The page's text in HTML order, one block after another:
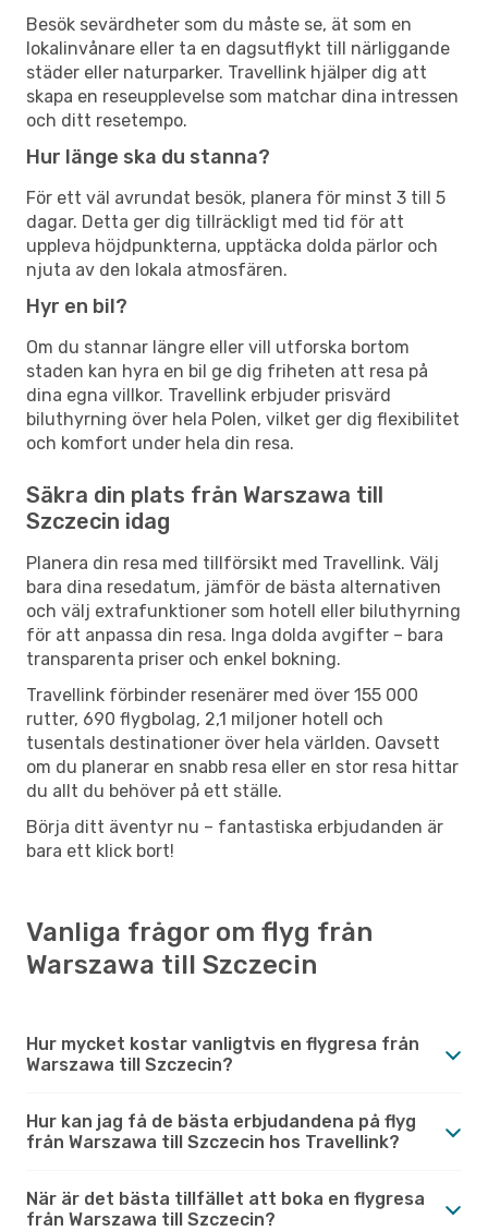
Besök sevärdheter som du måste se, ät som en
lokalinvånare eller ta en dagsutflykt till närliggande
städer eller naturparker. Travellink hjälper dig att
skapa en reseupplevelse som matchar dina intressen
och ditt resetempo.
Hur länge ska du stanna?
För ett väl avrundat besök, planera för minst 3 till 5
dagar. Detta ger dig tillräckligt med tid för att
uppleva höjdpunkterna, upptäcka dolda pärlor och
njuta av den lokala atmosfären.
Hyr en bil?
Om du stannar längre eller vill utforska bortom
staden kan hyra en bil ge dig friheten att resa på
dina egna villkor. Travellink erbjuder prisvärd
biluthyrning över hela Polen, vilket ger dig flexibilitet
och komfort under hela din resa.
Säkra din plats från Warszawa till
Szczecin idag
Planera din resa med tillförsikt med Travellink. Välj
bara dina resedatum, jämför de bästa alternativen
och välj extrafunktioner som hotell eller biluthyrning
för att anpassa din resa. Inga dolda avgifter – bara
transparenta priser och enkel bokning.
Travellink förbinder resenärer med över 155 000
rutter, 690 flygbolag, 2,1 miljoner hotell och
tusentals destinationer över hela världen. Oavsett
om du planerar en snabb resa eller en stor resa hittar
du allt du behöver på ett ställe.
Börja ditt äventyr nu – fantastiska erbjudanden är
bara ett klick bort!
Vanliga frågor om flyg från
Warszawa till Szczecin
Hur mycket kostar vanligtvis en flygresa från
Warszawa till Szczecin?
Hur kan jag få de bästa erbjudandena på flyg
från Warszawa till Szczecin hos Travellink?
När är det bästa tillfället att boka en flygresa
från Warszawa till Szczecin?